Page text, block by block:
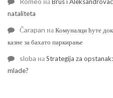
nataliteta
Čarapan наКомуналци ћуте
казне за бахато паркирање
sloba наStrategija za
mlade?